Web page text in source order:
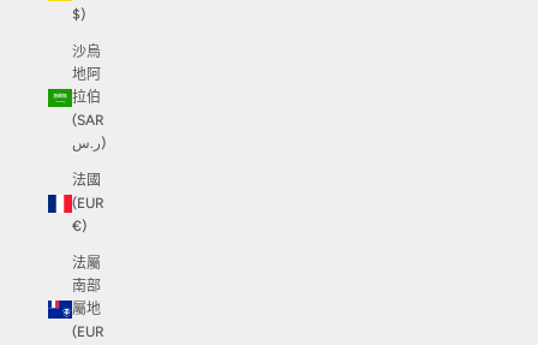
$)
沙烏
地阿
拉伯
(SAR
ر.س)
法國
(EUR
€)
法屬
南部
屬地
(EUR